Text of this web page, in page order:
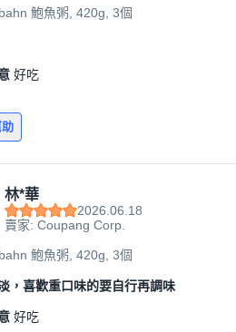
鮑魚粥, 420g, 3個
好吃
林*華
2026.06.18
賣家: Coupang Corp.
鮑魚粥, 420g, 3個
，喜歡重口味的要自行再調味
好吃